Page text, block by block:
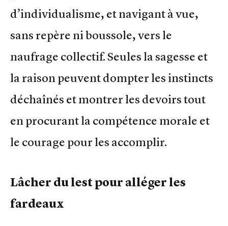
d’individualisme, et navigant à vue,
sans repère ni boussole, vers le
naufrage collectif. Seules la sagesse et
la raison peuvent dompter les instincts
déchaînés et montrer les devoirs tout
en procurant la compétence morale et
le courage pour les accomplir.
Lâcher du lest pour alléger les
fardeaux